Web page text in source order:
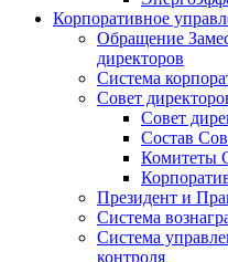
Корпоративное
Обращение
директоров
Система
Совет
Совет
Состав
Комитеты
Президент и
Система
Система
контроля